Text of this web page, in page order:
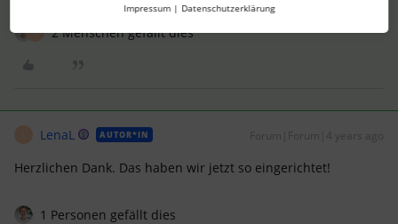
L 2 Menschen gefällt dies
LenaL AUTOR*IN Forum|Forum|4 years ago
Herzlichen Dank. Das haben wir jetzt so eingerichtet!
1 Personen gefällt dies
Impressum | Datenschutzerklärung